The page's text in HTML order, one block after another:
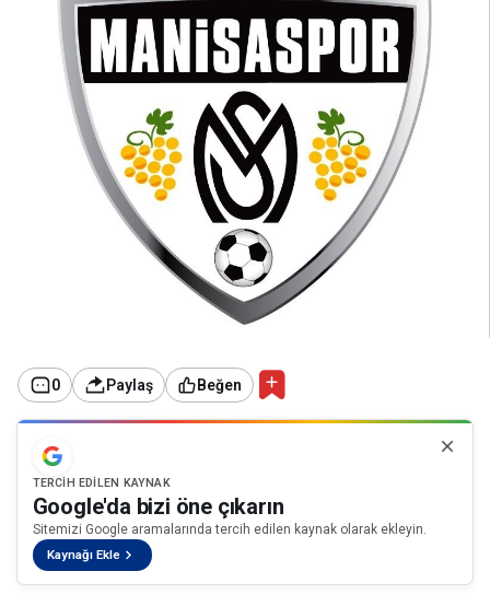
0 Paylaş Beğen
TERCIH EDILEN KAYNAK
Google'da bizi öne çıkarın
Sitemizi Google aramalarında tercih edilen kaynak olarak ekleyin.
Kaynağı Ekle